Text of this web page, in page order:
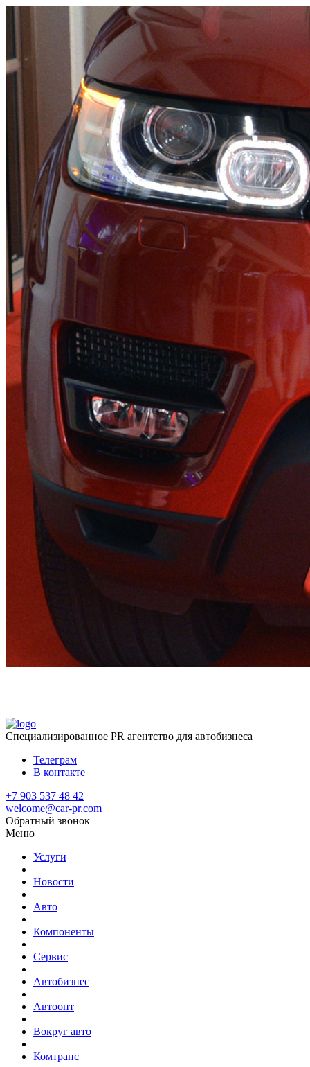
Специализированное PR агентство для автобизнеса
Телеграм
В контакте
+7 903 537 48 42
welcome@car-pr.com
Обратный звонок
Меню
Услуги
Новости
Авто
Компоненты
Сервис
Автобизнес
Автоопт
Вокруг авто
Комтранс